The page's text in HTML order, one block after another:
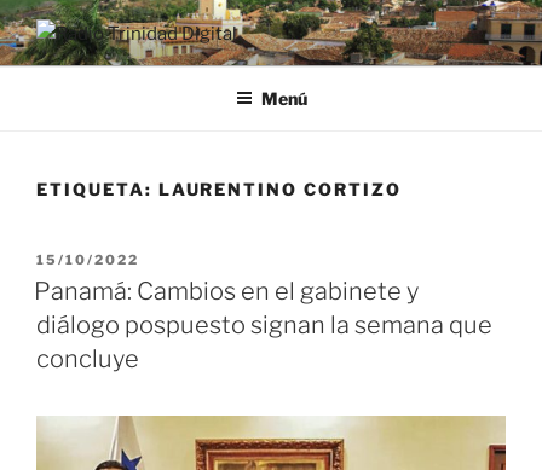
Saltar
al
contenido
RADIO TRINIDAD DIGITAL
Desde la Ciudad Museo del Caribe
Menú
ETIQUETA: LAURENTINO CORTIZO
PUBLICADO
EL
15/10/2022
Panamá: Cambios en el gabinete y
diálogo pospuesto signan la semana que
concluye